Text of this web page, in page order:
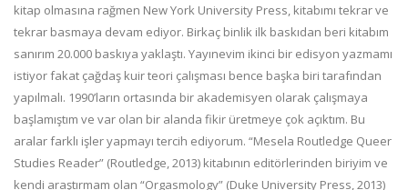
kitap olmasına rağmen New York University Press, kitabımı tekrar ve
tekrar basmaya devam ediyor. Birkaç binlik ilk baskıdan beri kitabım
sanırım 20.000 baskıya yaklaştı. Yayınevim ikinci bir edisyon yazmamı
istiyor fakat çağdaş kuir teori çalışması bence başka biri tarafından
yapılmalı. 1990’ların ortasında bir akademisyen olarak çalışmaya
başlamıştım ve var olan bir alanda fikir üretmeye çok açıktım. Bu
aralar farklı işler yapmayı tercih ediyorum. “Mesela Routledge Queer
Studies Reader” (Routledge, 2013) kitabının editörlerinden biriyim ve
kendi araştırmam olan “Orgasmology” (Duke University Press, 2013)